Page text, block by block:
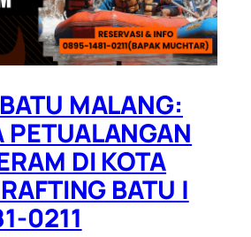
MALANG:
PETUALANGAN
DI KOTA
BATU |
0211